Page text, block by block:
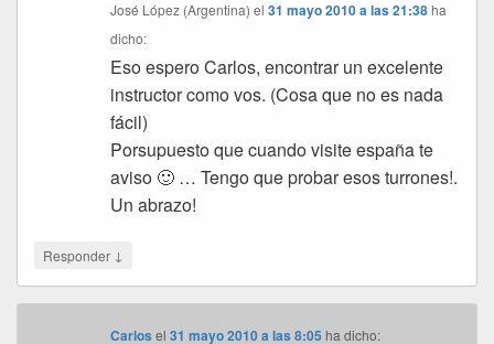
José López (Argentina) el31 mayo 2010 a las 21:38 ha
dicho:
Eso espero Carlos, encontrar un excelente
instructor como vos. (Cosa que no es nada
fácil)
Porsupuesto que cuando visite españa te
aviso 🙂 … Tengo que probar esos turrones!.
Un abrazo!
Responder ↓
Carlos el31 mayo 2010 a las 8:05 ha dicho: